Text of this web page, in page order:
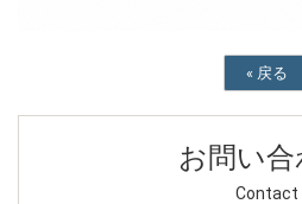
« 戻る
お問い合
Contact